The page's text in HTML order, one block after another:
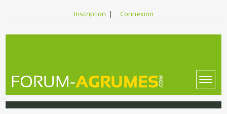
Inscription | Connexion